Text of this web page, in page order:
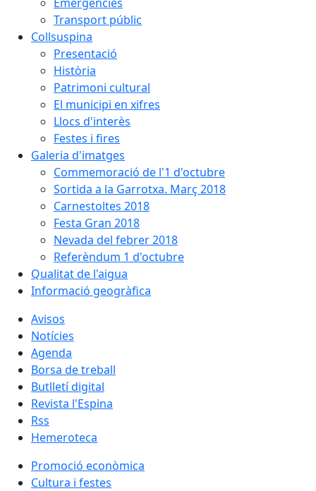
Transport públic
Collsuspina
Presentació
Història
Patrimoni cultural
El municipi en xifres
Llocs d'interès
Festes i fires
Galeria d'imatges
Commemoració de l'1 d'octubre
Sortida a la Garrotxa. Març 2018
Carnestoltes 2018
Festa Gran 2018
Nevada del febrer 2018
Referèndum 1 d'octubre
Qualitat de l'aigua
Informació geogràfica
Avisos
Notícies
Agenda
Borsa de treball
Butlletí digital
Revista l'Espina
Rss
Hemeroteca
Promoció econòmica
Cultura i festes